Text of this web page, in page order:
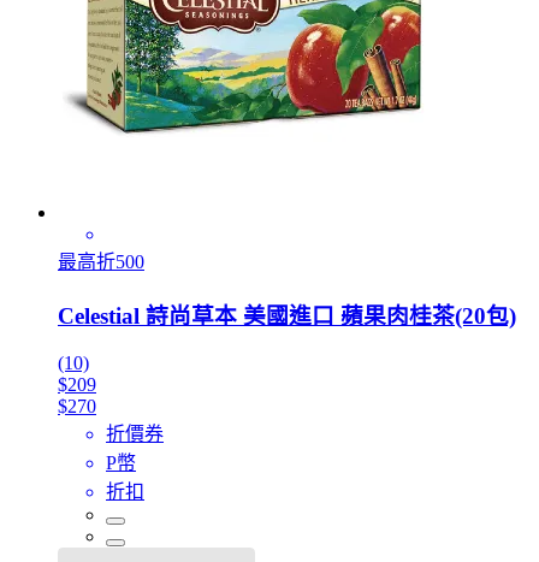
最高折500
Celestial 詩尚草本 美國進口 蘋果肉桂茶(20包)
(10)
$209
$270
折價券
P幣
折扣